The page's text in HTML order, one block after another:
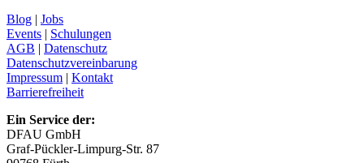
Blog | Jobs
Events | Schulungen
AGB | Datenschutz
Datenschutzvereinbarung
Impressum | Kontakt
Barrierefreiheit
Ein Service der:
DFAU GmbH
Graf-Pückler-Limpurg-Str. 87